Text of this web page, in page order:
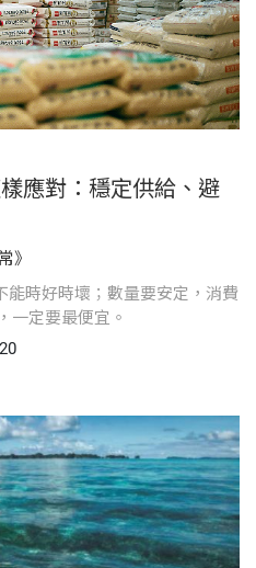
應對：穩定供給、避
》
能時好時壞；數量要安定，消費
一定要最便宜。